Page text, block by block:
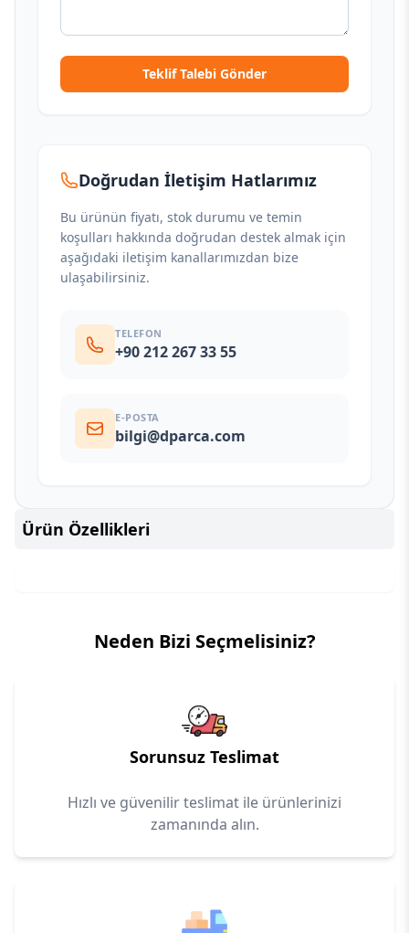
Teklif Talebi Gönder
Doğrudan İletişim Hatlarımız
Bu ürünün fiyatı, stok durumu ve temin
koşulları hakkında doğrudan destek almak için
aşağıdaki iletişim kanallarımızdan bize
ulaşabilirsiniz.
TELEFON
+90 212 267 33 55
E-POSTA
bilgi@dparca.com
Ürün Özellikleri
Neden Bizi Seçmelisiniz?
Sorunsuz Teslimat
Hızlı ve güvenilir teslimat ile ürünlerinizi
zamanında alın.